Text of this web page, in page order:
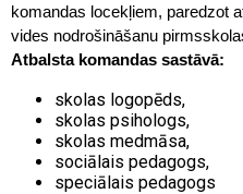
komandas locekļiem, paredzot
vides nodrošināšanu
Atbalsta komandas sastāvā:
skolas logopēds,
skolas psihologs,
skolas medmāsa,
sociālais pedagogs,
speciālais pedagogs